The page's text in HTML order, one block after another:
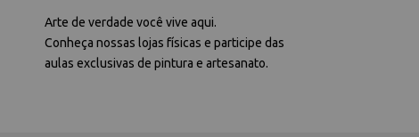
Arte de verdade você vive aqui.
Conheça nossas lojas físicas e participe das
aulas exclusivas de pintura e artesanato.